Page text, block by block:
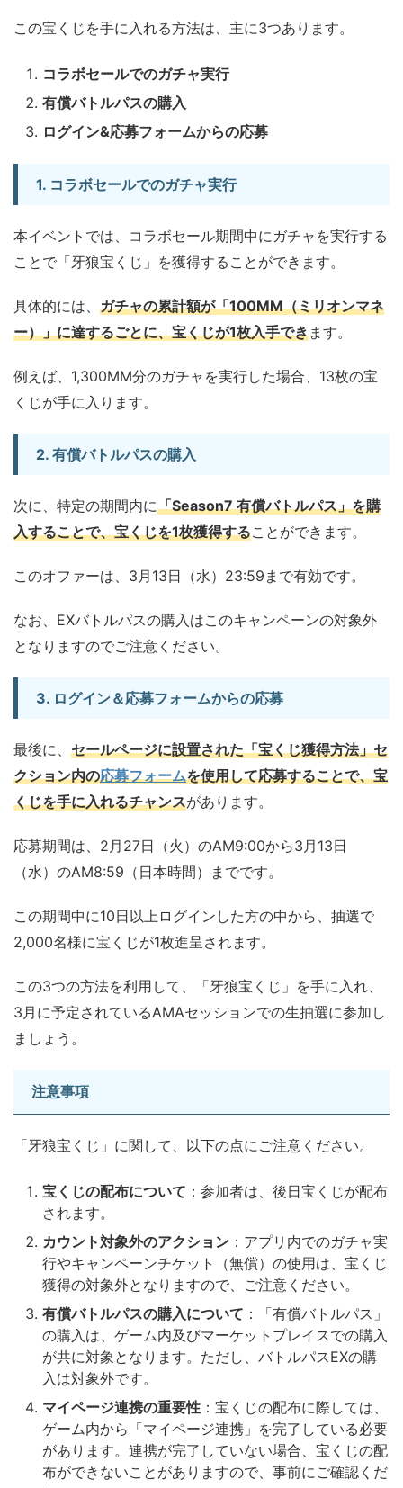
この宝くじを手に入れる方法は、主に3つあります。
コラボセールでのガチャ実行
有償バトルパスの購入
ログイン&応募フォームからの応募
1. コラボセールでのガチャ実行
本イベントでは、コラボセール期間中にガチャを実行する
ことで「牙狼宝くじ」を獲得することができます。
具体的には、 ガチャの累計額が「100MM（ミリオンマネ
ー）」に達するごとに、宝くじが1枚入手できます。
例えば、1,300MM分のガチャを実行した場合、13枚の宝
くじが手に入ります。
2. 有償バトルパスの購入
次に、特定の期間内に「Season7 有償バトルパス」を購
入することで、宝くじを1枚獲得することができます。
このオファーは、3月13日（水）23:59まで有効です。
なお、EXバトルパスの購入はこのキャンペーンの対象外
となりますのでご注意ください。
3. ログイン＆応募フォームからの応募
最後に、 セールページに設置された「宝くじ獲得方法」セ
クション内の応募フォームを使用して応募することで、宝
くじを手に入れるチャンスがあります。
応募期間は、2月27日（火）のAM9:00から3月13日
（水）のAM8:59（日本時間）までです。
この期間中に10日以上ログインした方の中から、抽選で
2,000名様に宝くじが1枚進呈されます。
この3つの方法を利用して、「牙狼宝くじ」を手に入れ、
3月に予定されているAMAセッションでの生抽選に参加し
ましょう。
注意事項
「牙狼宝くじ」に関して、以下の点にご注意ください。
宝くじの配布について ：参加者は、後日宝くじが配布
されます。
カウント対象外のアクション ：アプリ内でのガチャ実
行やキャンペーンチケット（無償）の使用は、宝くじ
獲得の対象外となりますので、ご注意ください。
有償バトルパスの購入について ：「有償バトルパス」
の購入は、ゲーム内及びマーケットプレイスでの購入
が共に対象となります。ただし、バトルパスEXの購
入は対象外です。
マイページ連携の重要性 ：宝くじの配布に際しては、
ゲーム内から「マイページ連携」を完了している必要
があります。連携が完了していない場合、宝くじの配
布ができないことがありますので、事前にご確認くだ